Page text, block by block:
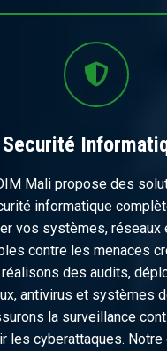
Securité
Mali propose des
informatique
vos systèmes, réseaux
contre les menaces
des audits,
antivirus et systèmes
la surveillance
les cyberattaques.